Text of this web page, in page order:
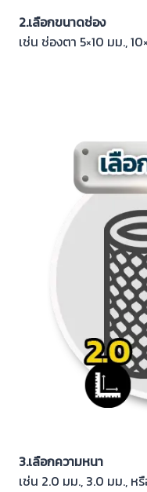
2.เลือกขนาดช่อง
เช่น ช่องตา 5×10 มม.,
3.เลือกความหนา
เช่น 2.0 มม., 3.0 มม.,